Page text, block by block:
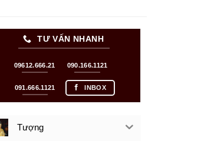
TƯ VẤN NHANH
09612.666.21 090.166.1121
091.666.1121 INBOX
Tượng